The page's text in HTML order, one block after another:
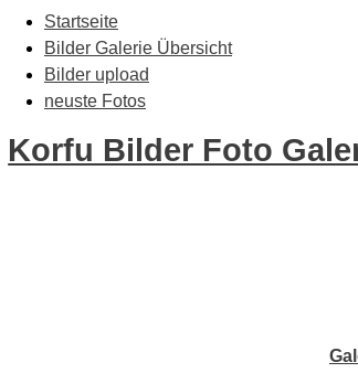
Startseite
Bilder Galerie Übersicht
Bilder upload
neuste Fotos
Korfu Bilder Foto